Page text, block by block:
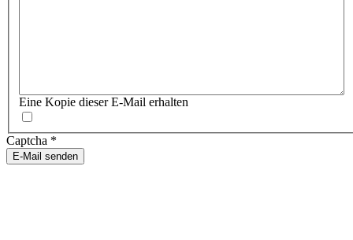
Eine Kopie dieser E-Mail erhalten
Captcha *
E-Mail senden